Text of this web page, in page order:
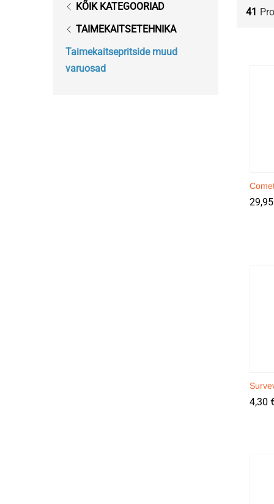
41
29,95
29,95
4,30
4,30
KÕIK KATEGOORIAD
TAIMEKAITSETEHNIKA
Taimekaitsepritside muud
varuosad